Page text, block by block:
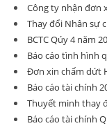
Công ty nhận đơn
Thay đổi Nhân sự
BCTC Qúy 4 năm
Báo cáo tình hình
Đơn xin chấm dứt
Báo cáo tài chính
Thuyết minh thay
Báo cáo tài chính